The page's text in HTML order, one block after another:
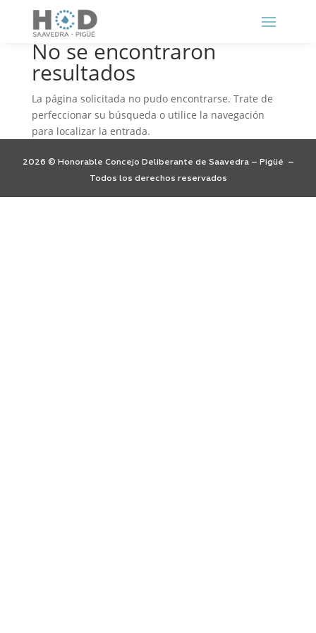
No se encontraron
resultados
La página solicitada no pudo encontrarse. Trate de
perfeccionar su búsqueda o utilice la navegación
para localizar la entrada.
2026 © Honorable Concejo Deliberante de Saavedra – Pigüé –
Todos los derechos reservados